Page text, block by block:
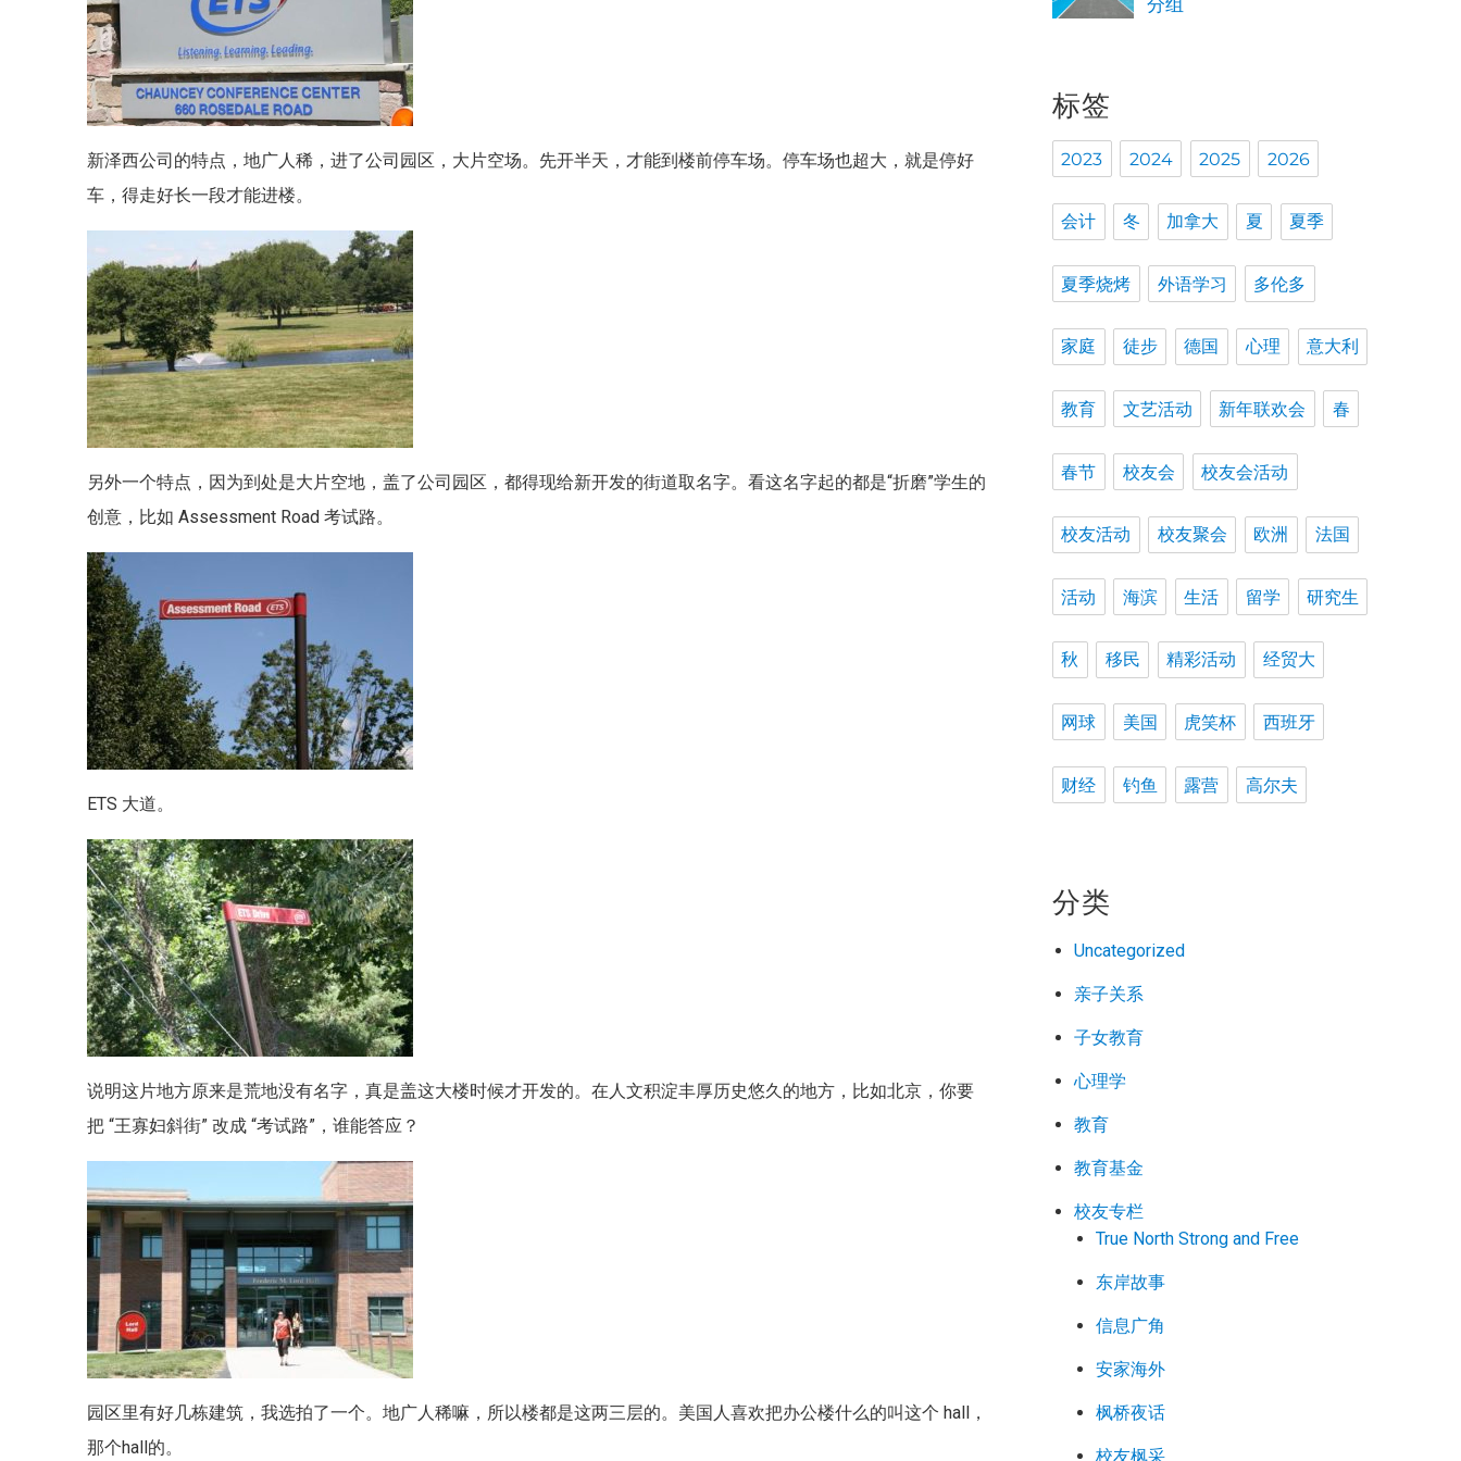
新泽西公司的特点，地广人稀，进了公司园区，大片空场。先开半天，才能到楼前停车场。停车场也超大，就是停好
车，得走好长一段才能进楼。
另外一个特点，因为到处是大片空地，盖了公司园区，都得现给新开发的街道取名字。看这名字起的都是“折磨”学生的
创意，比如 Assessment Road 考试路。
ETS 大道。
说明这片地方原来是荒地没有名字，真是盖这大楼时候才开发的。在人文积淀丰厚历史悠久的地方，比如北京，你要
把 “王寡妇斜街” 改成 “考试路”，谁能答应？
园区里有好几栋建筑，我选拍了一个。地广人稀嘛，所以楼都是这两三层的。美国人喜欢把办公楼什么的叫这个 hall，
那个hall的。
分组
标签
2023 2024 2025 2026
会计 冬 加拿大 夏 夏季
夏季烧烤 外语学习 多伦多
家庭 徒步 德国 心理 意大利
教育 文艺活动 新年联欢会 春
春节 校友会 校友会活动
校友活动 校友聚会 欧洲 法国
活动 海滨 生活 留学 研究生
秋 移民 精彩活动 经贸大
网球 美国 虎笑杯 西班牙
财经 钓鱼 露营 高尔夫
分类
Uncategorized
亲子关系
子女教育
心理学
教育
教育基金
校友专栏
True North Strong and Free
东岸故事
信息广角
安家海外
枫桥夜话
校友枫采